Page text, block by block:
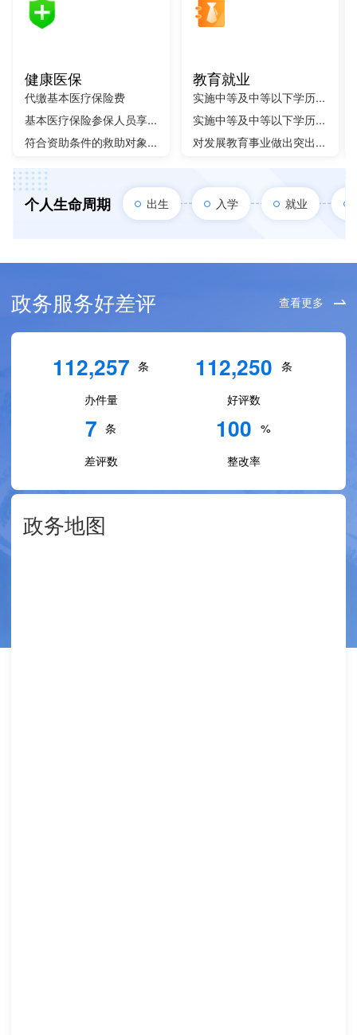
健康医保
代缴基本医疗保险费
基本医疗保险参保人员享...
符合资助条件的救助对象...
教育就业
实施中等及中等以下学历...
实施中等及中等以下学历...
对发展教育事业做出突出...
个人生命周期 出生 入学 就业
政务服务好差评 查看更多
112,257 条
办件量
112,250 条
好评数
7 条
差评数
100 %
整改率
政务地图